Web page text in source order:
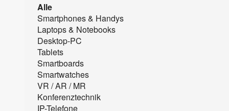
Alle
Smartphones & Handys
Laptops & Notebooks
Desktop-PC
Tablets
Smartboards
Smartwatches
VR / AR / MR
Konferenztechnik
IP-Telefone